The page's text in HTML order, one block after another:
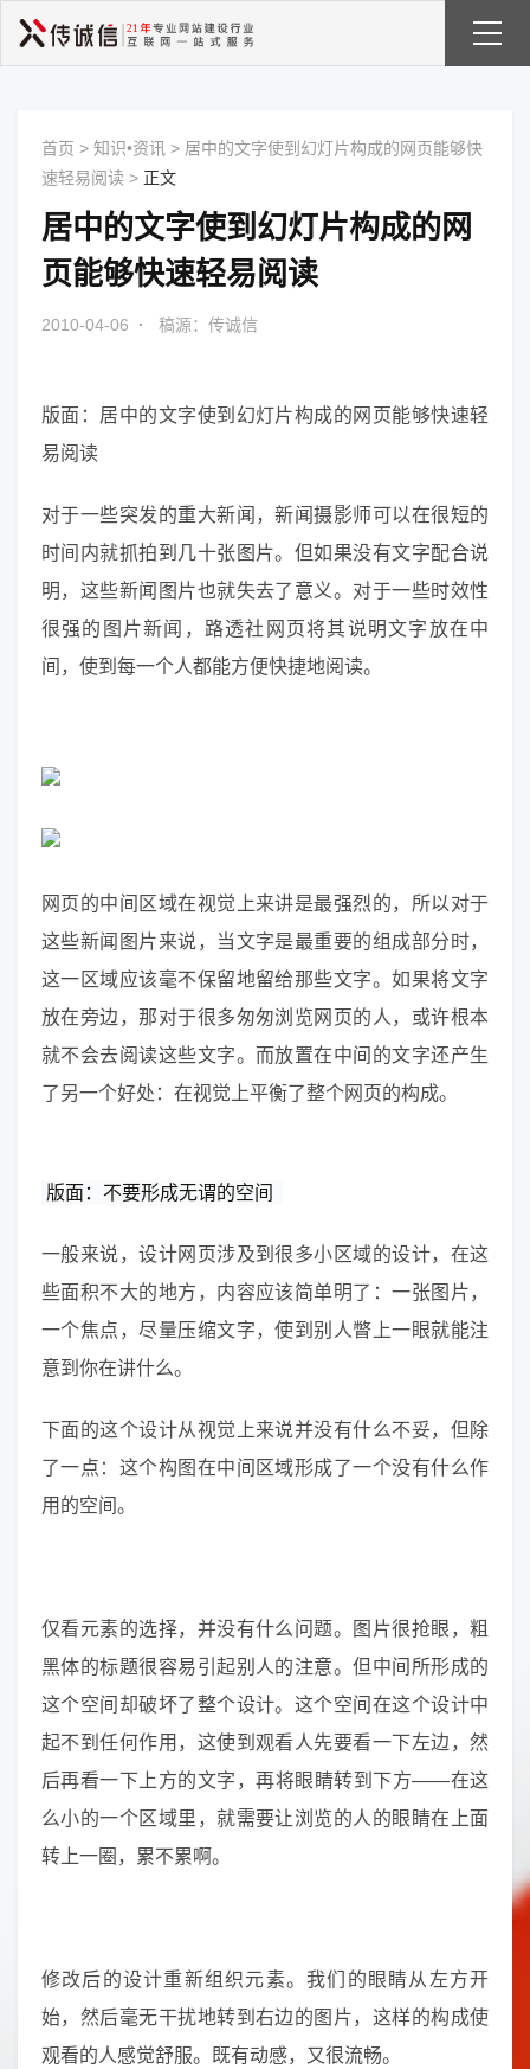
首页 > 知识•资讯 > 居中的文字使到幻灯片构成的网页能够快
速轻易阅读 > 正文
居中的文字使到幻灯片构成的网
页能够快速轻易阅读
2010-04-06 · 稿源：传诚信
版面：居中的文字使到幻灯片构成的网页能够快速轻
易阅读
对于一些突发的重大新闻，新闻摄影师可以在很短的
时间内就抓拍到几十张图片。但如果没有文字配合说
明，这些新闻图片也就失去了意义。对于一些时效性
很强的图片新闻，路透社网页将其说明文字放在中
间，使到每一个人都能方便快捷地阅读。
网页的中间区域在视觉上来讲是最强烈的，所以对于
这些新闻图片来说，当文字是最重要的组成部分时，
这一区域应该毫不保留地留给那些文字。如果将文字
放在旁边，那对于很多匆匆浏览网页的人，或许根本
就不会去阅读这些文字。而放置在中间的文字还产生
了另一个好处：在视觉上平衡了整个网页的构成。
版面：不要形成无谓的空间
一般来说，设计网页涉及到很多小区域的设计，在这
些面积不大的地方，内容应该简单明了：一张图片，
一个焦点，尽量压缩文字，使到别人瞥上一眼就能注
意到你在讲什么。
下面的这个设计从视觉上来说并没有什么不妥，但除
了一点：这个构图在中间区域形成了一个没有什么作
用的空间。
仅看元素的选择，并没有什么问题。图片很抢眼，粗
黑体的标题很容易引起别人的注意。但中间所形成的
这个空间却破坏了整个设计。这个空间在这个设计中
起不到任何作用，这使到观看人先要看一下左边，然
后再看一下上方的文字，再将眼睛转到下方——在这
么小的一个区域里，就需要让浏览的人的眼睛在上面
转上一圈，累不累啊。
修改后的设计重新组织元素。我们的眼睛从左方开
始，然后毫无干扰地转到右边的图片，这样的构成使
观看的人感觉舒服。既有动感，又很流畅。